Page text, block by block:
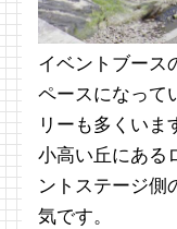
イベントブース
ペースになって
リーも多くいま
小高い丘にある
ントステージ側
気です。